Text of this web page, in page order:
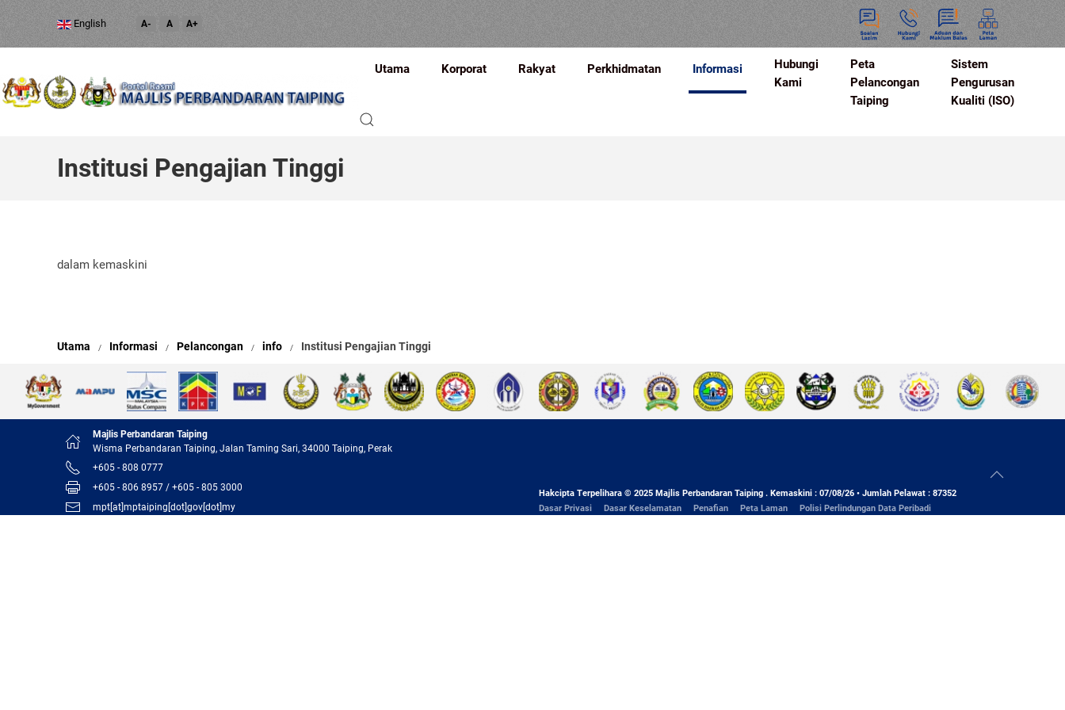
English A- A A+
Utama Korporat Rakyat Perkhidmatan Informasi
Hubungi
Kami
Peta
Pelancongan
Taiping
Sistem
Pengurusan
Kualiti (ISO)
Institusi Pengajian Tinggi
dalam kemaskini
Utama Informasi Pelancongan info Institusi Pengajian Tinggi
Majlis Perbandaran Taiping
Wisma Perbandaran Taiping, Jalan Taming Sari, 34000 Taiping, Perak
+605 - 808 0777
+605 - 806 8957 / +605 - 805 3000
mpt[at]mptaiping[dot]gov[dot]my
Hakcipta Terpelihara © 2025 Majlis Perbandaran Taiping . Kemaskini : 07/08/26 • Jumlah Pelawat : 87352
Dasar Privasi
Dasar Keselamatan Penafian Peta Laman Polisi Perlindungan Data Peribadi